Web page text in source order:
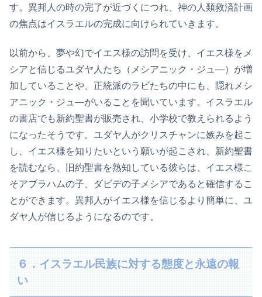
す。異邦人の時の完了が近づくにつれ、神の人類救済計画
の焦点はイスラエルの完成に向けられていきます。
以前から、夢や幻でイエス様の訪問を受け、イエス様をメ
シアと信じるユダヤ人たち（メシアニック・ジュ―）が増
加していることや、正統派のラビたちの中にも、隠れメシ
アニック・ジュ―がいることを聞いています。イスラエル
の書店でも新約聖書が販売され、小学校で教えられるよう
になったそうです。ユダヤ人がクリスチャンに嫉みを起こ
し、イエス様を知りたいという願いが起こされ、新約聖書
を読むなら、旧約聖書を熟知している彼らは、イエス様こ
そアブラハムの子、ダビデの子メシアであると確信するこ
とができます。異邦人がイエス様を信じるより簡単に、ユ
ダヤ人が信じるようになるのです。
６．イスラエル民族に対する態度と永遠の報
い